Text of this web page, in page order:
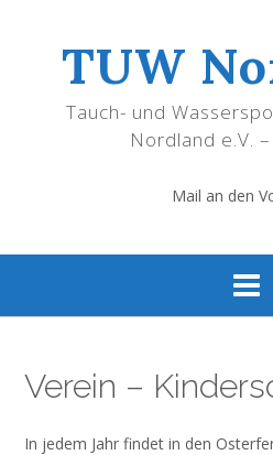
TUW
Tauch- und
Nordland e.V.
Mail an den
Verein –
In jedem Jahr findet in den